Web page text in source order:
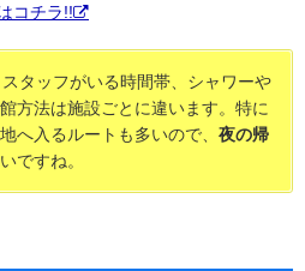
コチラ!!
タッフがいる時間帯、シャワーや
方法は施設ごとに違います。特に
へ入るルートも多いので、 夜の帰
ですね。